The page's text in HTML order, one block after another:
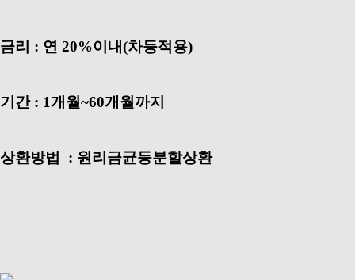
금리 : 연 20%이내(차등적용)
기간 : 1개월~60개월까지
상환방법 : 원리금균등분할상환